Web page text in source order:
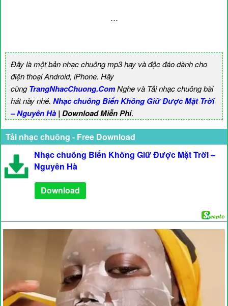
…
Đây là một bản nhạc chuông mp3 hay và độc đáo dành cho
điện thoại Android, iPhone. Hãy
cùngTrangNhacChuong.ComNghe và Tải nhạc chuông bài
hát này nhé. Nhạc chuông Biển Không Giữ Được Mặt Trời
– Nguyên Hà | Download Miễn Phí.
Tải nhạc chuông - Free Download
Nhạc chuông Biển Không Giữ Được Mặt Trời –
Nguyên Hà
Download